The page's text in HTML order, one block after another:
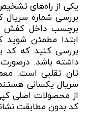
یکی از راه‌های
بررسی شماره‌
برچسب داخل کفش
ابتدا مطمئن
بررسی کنید که کد
داشته باشد.
تان تقلبی است.
سریال یکسانی
از محصولات اصلی
کد بدون مطابقت